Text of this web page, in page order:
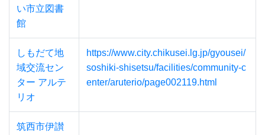
い市立図書
館
しもだて地
域交流セン
ター アルテ
リオ
https://www.city.chikusei.lg.jp/gyousei/
soshiki-shisetsu/facilities/community-c
enter/aruterio/page002119.html
筑西市伊讃